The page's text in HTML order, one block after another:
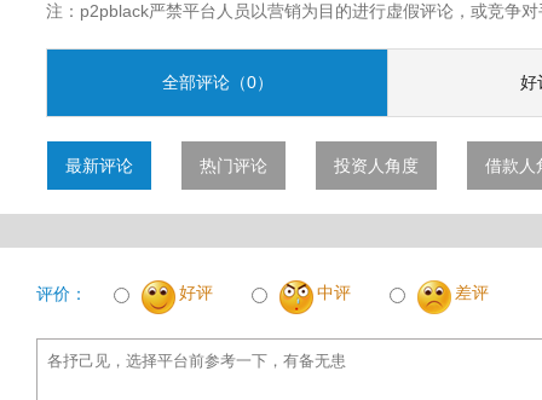
注：p2pblack严禁平台人员以营销为目的进行虚假评论，或竞争
全部评论（0） 好
最新评论 热门评论 投资人角度 借款人
评价： 好评 中评 差评